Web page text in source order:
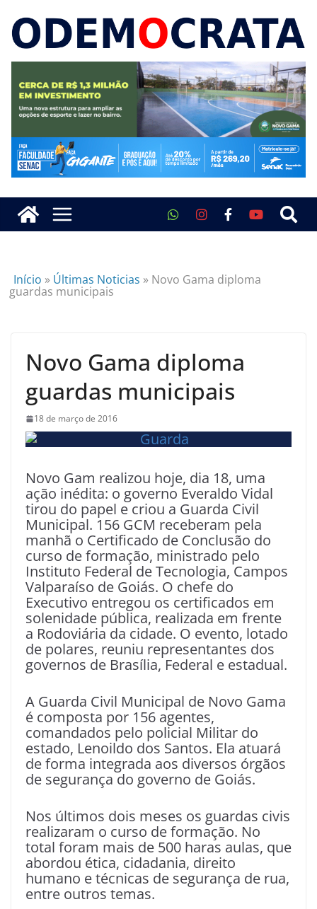
Início » Últimas Noticias » Novo Gama diploma
guardas municipais
Novo Gama diploma
guardas municipais
18 de março de 2016
Novo Gam realizou hoje, dia 18, uma
ação inédita: o governo Everaldo Vidal
tirou do papel e criou a Guarda Civil
Municipal. 156 GCM receberam pela
manhã o Certificado de Conclusão do
curso de formação, ministrado pelo
Instituto Federal de Tecnologia, Campos
Valparaíso de Goiás. O chefe do
Executivo entregou os certificados em
solenidade pública, realizada em frente
a Rodoviária da cidade. O evento, lotado
de polares, reuniu representantes dos
governos de Brasília, Federal e estadual.
A Guarda Civil Municipal de Novo Gama
é composta por 156 agentes,
comandados pelo policial Militar do
estado, Lenoildo dos Santos. Ela atuará
de forma integrada aos diversos órgãos
de segurança do governo de Goiás.
Nos últimos dois meses os guardas civis
realizaram o curso de formação. No
total foram mais de 500 haras aulas, que
abordou ética, cidadania, direito
humano e técnicas de segurança de rua,
entre outros temas.